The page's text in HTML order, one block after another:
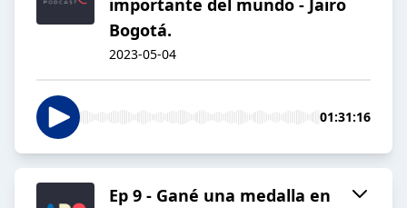
importante del mundo - Jairo
Bogotá.
2023-05-04
01:31:16
Ep 9 - Gané una medalla en